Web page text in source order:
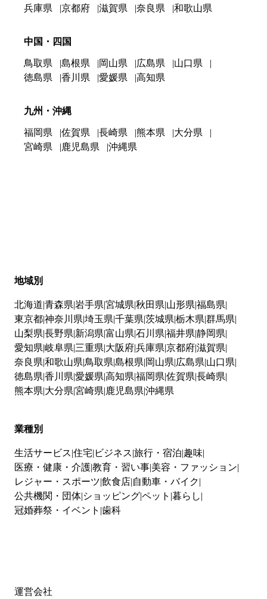
兵庫県
京都府 滋賀県 奈良県 和歌山県
中国・四国
鳥取県 島根県 岡山県 広島県
山口県
徳島県
香川県 愛媛県 高知県
九州・沖縄
福岡県 佐賀県 長崎県 熊本県
大分県
宮崎県
鹿児島県 沖縄県
地域別
北海道 青森県 岩手県 宮城県 秋田県 山形県 福島県
東京都神奈川県 埼玉県 千葉県 茨城県 栃木県 群馬県
山梨県 長野県 新潟県 富山県 石川県 福井県 静岡県
愛知県 岐阜県 三重県 大阪府兵庫県 京都府滋賀県
奈良県 和歌山県 鳥取県 島根県 岡山県 広島県 山口県
徳島県 香川県 愛媛県 高知県 福岡県 佐賀県 長崎県
熊本県 大分県 宮崎県 鹿児島県 沖縄県
業種別
生活サービス 住宅 ビジネス 旅行・宿泊 趣味
医療・健康・介護教育・習い事 美容・ファッション
レジャー・スポーツ 飲食店 自動車・バイク
公共機関・団体 ショッピングペット 暮らし
冠婚葬祭・イベント 歯科
運営会社